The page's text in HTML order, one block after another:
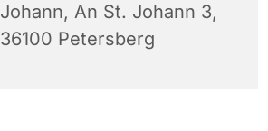
Johann, An St. Johann 3,
36100 Petersberg